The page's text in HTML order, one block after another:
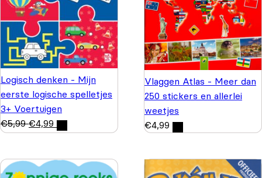
Logisch denken - Mijn
eerste logische spelletjes
3+ Voertuigen
€5,99 €4,99
Vlaggen Atlas - Meer dan
250 stickers en allerlei
weetjes
€4,99